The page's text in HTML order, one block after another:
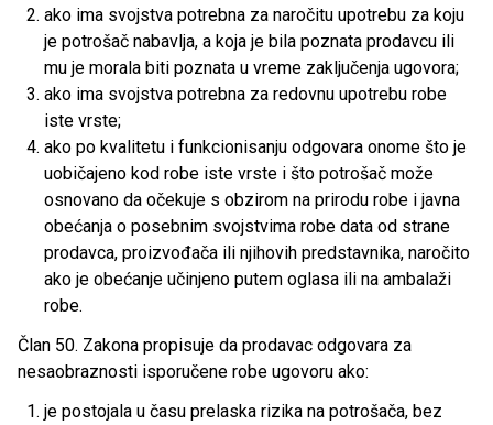
ako ima svojstva potrebna za naročitu upotrebu za koju
je potrošač nabavlja, a koja je bila poznata prodavcu ili
mu je morala biti poznata u vreme zaključenja ugovora;
ako ima svojstva potrebna za redovnu upotrebu robe
iste vrste;
ako po kvalitetu i funkcionisanju odgovara onome što je
uobičajeno kod robe iste vrste i što potrošač može
osnovano da očekuje s obzirom na prirodu robe i javna
obećanja o posebnim svojstvima robe data od strane
prodavca, proizvođača ili njihovih predstavnika, naročito
ako je obećanje učinjeno putem oglasa ili na ambalaži
robe.
Član 50. Zakona propisuje da prodavac odgovara za
nesaobraznosti isporučene robe ugovoru ako:
je postojala u času prelaska rizika na potrošača, bez